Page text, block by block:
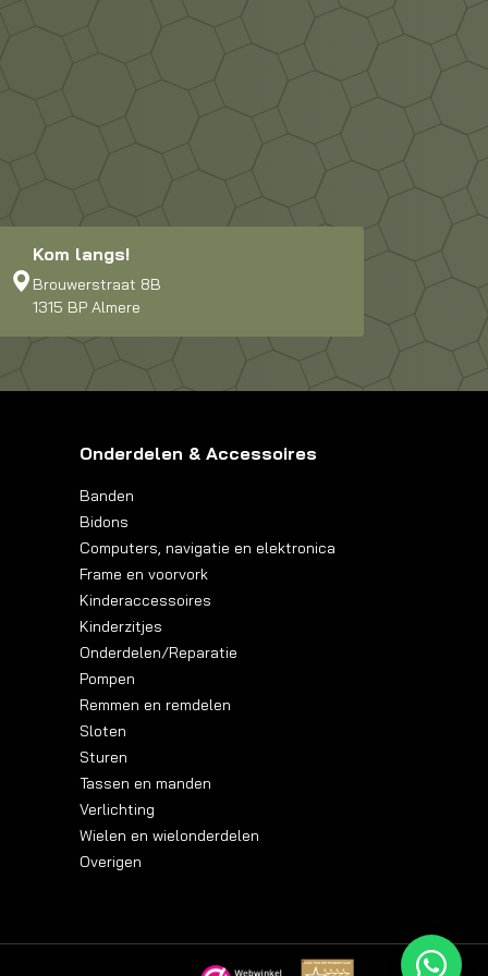
Kom langs!
Brouwerstraat 8B
1315 BP Almere
Onderdelen & Accessoires
Banden
Bidons
Computers, navigatie en elektronica
Frame en voorvork
Kinderaccessoires
Kinderzitjes
Onderdelen/Reparatie
Pompen
Remmen en remdelen
Sloten
Sturen
Tassen en manden
Verlichting
Wielen en wielonderdelen
Overigen